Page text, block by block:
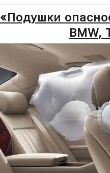
«Подушки
BMW,